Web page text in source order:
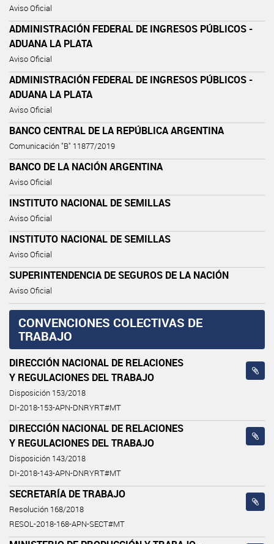
Aviso Oficial
ADMINISTRACIÓN FEDERAL DE INGRESOS PÚBLICOS -
ADUANA LA PLATA
Aviso Oficial
ADMINISTRACIÓN FEDERAL DE INGRESOS PÚBLICOS -
ADUANA LA PLATA
Aviso Oficial
BANCO CENTRAL DE LA REPÚBLICA ARGENTINA
Comunicación "B" 11877/2019
BANCO DE LA NACIÓN ARGENTINA
Aviso Oficial
INSTITUTO NACIONAL DE SEMILLAS
Aviso Oficial
INSTITUTO NACIONAL DE SEMILLAS
Aviso Oficial
SUPERINTENDENCIA DE SEGUROS DE LA NACIÓN
Aviso Oficial
CONVENCIONES COLECTIVAS DE
TRABAJO
DIRECCIÓN NACIONAL DE RELACIONES
Y REGULACIONES DEL TRABAJO
Disposición 153/2018
DI-2018-153-APN-DNRYRT#MT
DIRECCIÓN NACIONAL DE RELACIONES
Y REGULACIONES DEL TRABAJO
Disposición 143/2018
DI-2018-143-APN-DNRYRT#MT
SECRETARÍA DE TRABAJO
Resolución 168/2018
RESOL-2018-168-APN-SECT#MT